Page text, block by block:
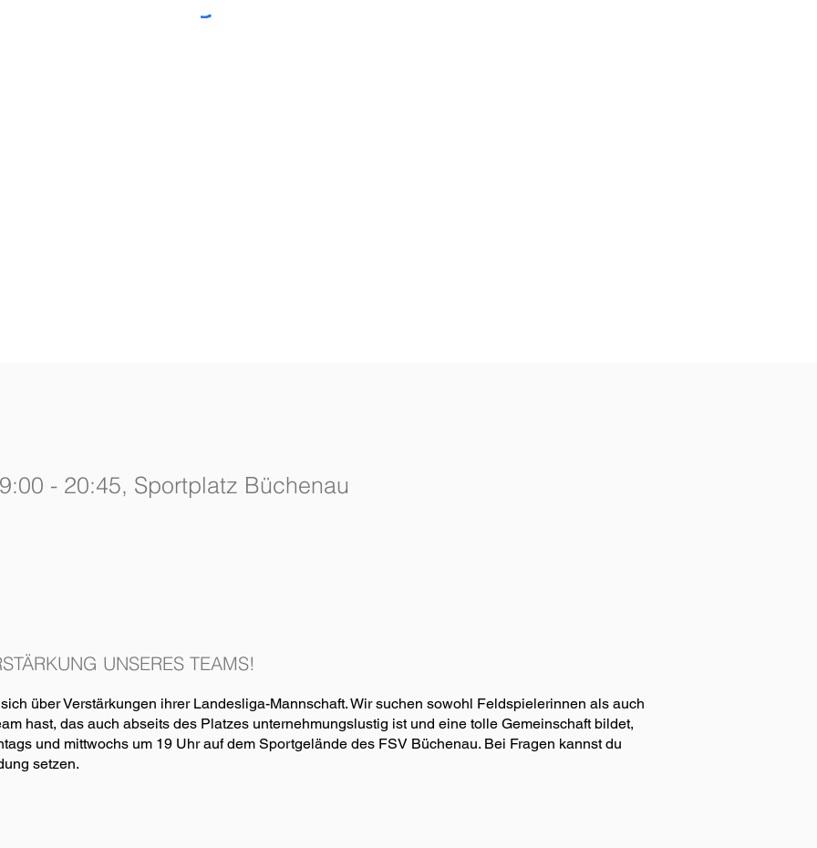
- 20:45, Sportplatz Büchenau
UNSERES TEAMS!
über Verstärkungen ihrer Landesliga-Mannschaft. Wir suchen sowohl Feldspielerinnen als auch
hast, das auch abseits des Platzes unternehmungslustig ist und eine tolle Gemeinschaft bildet,
und mittwochs um 19 Uhr auf dem Sportgelände des FSV Büchenau. Bei Fragen kannst du
setzen.